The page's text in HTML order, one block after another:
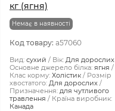
кг (ягня)
Немає в наявності
Код товару: a57060
Вид: сухий Вік: Для дорослих
Основне джерело білка: ягня
Клас корму: Холістик
Розмір
хвостатого: Для дорослих
Призначення: для чутливого
травлення
Країна виробник:
Канада